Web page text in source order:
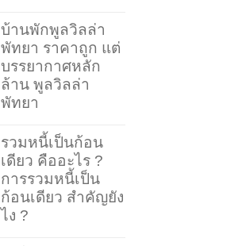
บ้านพักพูลวิลล่า
พัทยา ราคาถูก แต่
บรรยากาศหลัก
ล้าน พูลวิลล่า
พัทยา
รวมหนี้เป็นก้อน
เดียว คืออะไร ?
การรวมหนี้เป็น
ก้อนเดียว สำคัญยัง
ไง ?